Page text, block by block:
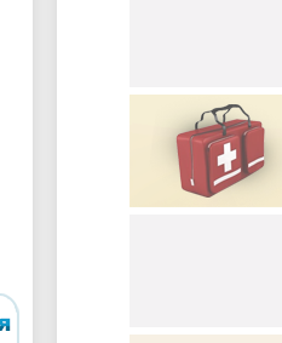
3 местов рейтинге
образовательных
учреждений среднего
профессионального
образования по итогам